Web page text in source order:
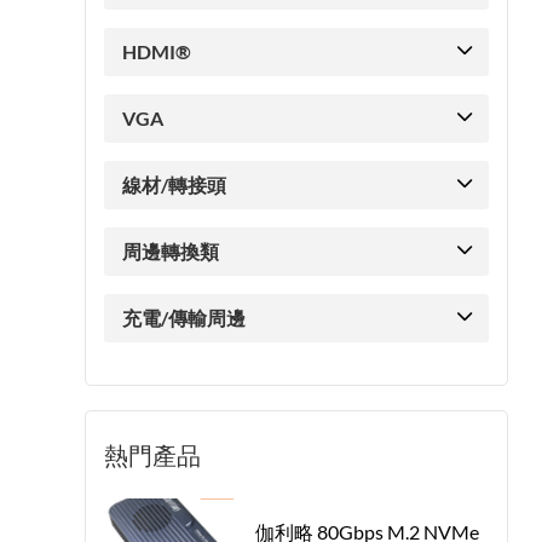
HDMI®
VGA
線材/轉接頭
周邊轉換類
充電/傳輸周邊
熱門產品
伽利略 80Gbps M.2 NVMe